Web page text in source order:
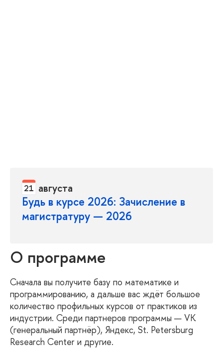
21 августа
Будь в курсе 2026: Зачисление в
магистратуру — 2026
О программе
Сначала вы получите базу по математике и
программированию, а дальше вас ждёт большое
количество профильных курсов от практиков из
индустрии. Среди партнеров программы — VK
(генеральный партнёр), Яндекс, St. Petersburg
Research Center и другие.